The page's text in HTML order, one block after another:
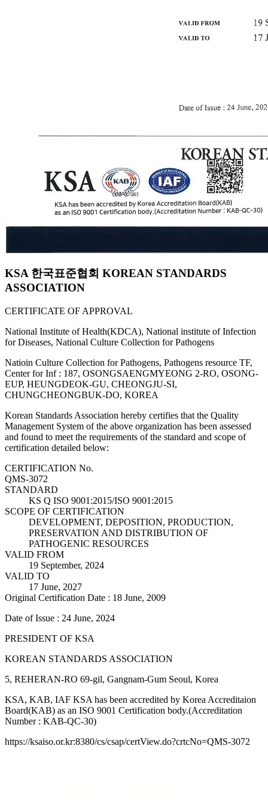
KSA 한국표준협회 KOREAN STANDARDS
ASSOCIATION
CERTIFICATE OF APPROVAL
National Institute of Health(KDCA), National institute of Infection
for Diseases, National Culture Collection for Pathogens
Natioin Culture Collection for Pathogens, Pathogens resource TF,
Center for Inf : 187, OSONGSAENGMYEONG 2-RO, OSONG-
EUP, HEUNGDEOK-GU, CHEONGJU-SI,
CHUNGCHEONGBUK-DO, KOREA
Korean Standards Association hereby certifies that the Quality
Management System of the above organization has been assessed
and found to meet the requirements of the standard and scope of
certification detailed below:
CERTIFICATION No.
QMS-3072
STANDARD
KS Q ISO 9001:2015/ISO 9001:2015
SCOPE OF CERTIFICATION
DEVELOPMENT, DEPOSITION, PRODUCTION,
PRESERVATION AND DISTRIBUTION OF
PATHOGENIC RESOURCES
VALID FROM
19 September, 2024
VALID TO
17 June, 2027
Original Certification Date : 18 June, 2009
Date of Issue : 24 June, 2024
PRESIDENT OF KSA
KOREAN STANDARDS ASSOCIATION
5, REHERAN-RO 69-gil, Gangnam-Gum Seoul, Korea
KSA, KAB, IAF KSA has been accredited by Korea Accreditaion
Board(KAB) as an ISO 9001 Certification body.(Accreditation
Number : KAB-QC-30)
https://ksaiso.or.kr:8380/cs/csap/certView.do?crtcNo=QMS-3072